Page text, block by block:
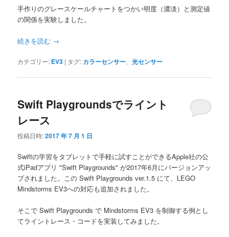
手作りのグレースケールチャートをつかい明度（濃淡）と測定値
の関係を実験しました。
続きを読む →
カテゴリー: EV3 | タグ: カラーセンサー、光センサー
Swift Playgroundsでライント
レース
投稿日時:2017 年 7 月 1 日
Swiftの学習をタブレットで手軽に試すことができるApple社の公
式iPadアプリ "Swift Playgrounds" が2017年6月にバージョンアッ
プされました。この Swift Playgrounds ver.1.5 にて、LEGO
Mindstorms EV3への対応も追加されました。
そこで Swift Playgrounds で Mindstorms EV3 を制御する例とし
てライントレース・コードを実装してみました。